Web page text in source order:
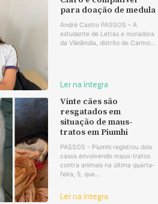
para doação de medula
André Castro PASSOS – A
estudante de Letras e moradora
da Vilelândia, distrito de Carmo...
Ler na íntegra
Vinte cães são
resgatados em
situação de maus-
tratos em Piumhi
PASSOS - Piumhi registrou dois
casos envolvendo maus-tratos
contra animais na última quarta-
feira, 5, que...
Ler na íntegra